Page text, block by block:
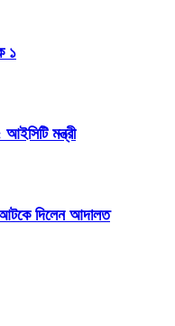
১
মন্ত্রী
আটকে দিলেন আদালত